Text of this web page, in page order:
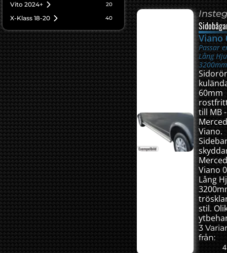
Vito 2024+ 20
X-Klass 18-20 40 Insteg
Viano
Passar
Lång
3200mm
60mm
till MB -
Viano.
Viano
Lång
stil.
3
från: